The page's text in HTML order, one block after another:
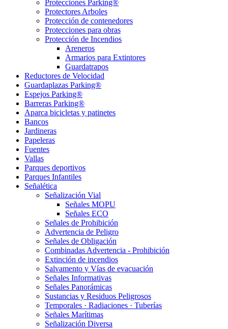
Protecciones Parking®
Protectores Arboles
Protección de contenedores
Protecciones para obras
Protección de Incendios
Areneros
Armarios para Extintores
Guardatrapos
Reductores de Velocidad
Guardaplazas Parking®
Espejos Parking®
Barreras Parking®
Aparca bicicletas y patinetes
Bancos
Jardineras
Papeleras
Fuentes
Vallas
Parques deportivos
Parques Infantiles
Señalética
Señalización Vial
Señales MOPU
Señales ECO
Señales de Prohibición
Advertencia de Peligro
Señales de Obligación
Combinadas Advertencia - Prohibición
Extinción de incendios
Salvamento y Vías de evacuación
Señales Informativas
Señales Panorámicas
Sustancias y Residuos Peligrosos
Temporales · Radiaciones · Tuberías
Señales Marítimas
Señalización Diversa